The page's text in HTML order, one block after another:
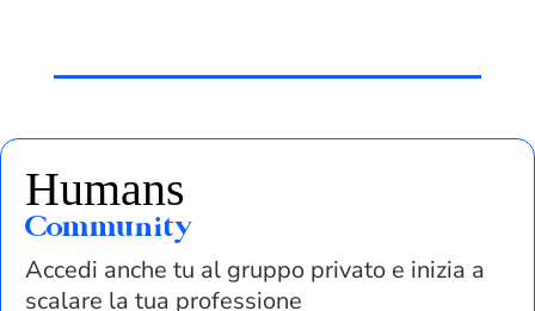
Humans
Community
Accedi anche tu al gruppo privato e inizia a
scalare la tua professione